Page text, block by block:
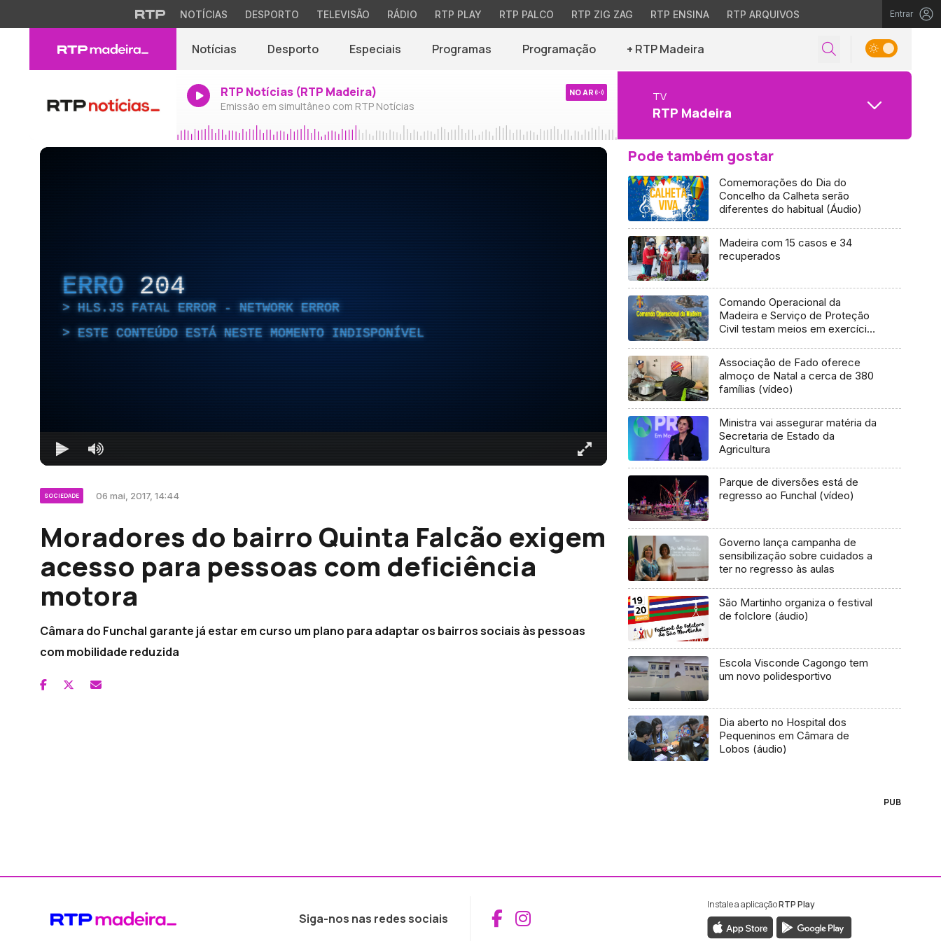
NOTÍCIAS DESPORTO TELEVISÃO RÁDIO RTP PLAY RTP PALCO RTP ZIG ZAG RTP ENSINA RTP ARQUIVOS Entrar
Notícias Desporto Especiais Programas Programação + RTP Madeira
RTP Notícias (RTP Madeira)
Emissão em simultâneo com RTP Notícias
NO AR TV
RTP Madeira
ERRO 204
HLS.JS FATAL ERROR - NETWORK ERROR
ESTE CONTEÚDO ESTÁ NESTE MOMENTO INDISPONÍVEL
SOCIEDADE 06 mai, 2017, 14:44
Moradores do bairro Quinta Falcão exigem
acesso para pessoas com deficiência
motora
Câmara do Funchal garante já estar em curso um plano para adaptar os bairros sociais às pessoas
com mobilidade reduzida
Pode também gostar
Comemorações do Dia do
Concelho da Calheta serão
diferentes do habitual (Áudio)
Madeira com 15 casos e 34
recuperados
Comando Operacional da
Madeira e Serviço de Proteção
Civil testam meios em exercício
Associação de Fado oferece
almoço de Natal a cerca de 380
famílias (vídeo)
Ministra vai assegurar matéria da
Secretaria de Estado da
Agricultura
Parque de diversões está de
regresso ao Funchal (vídeo)
Governo lança campanha de
sensibilização sobre cuidados a
ter no regresso às aulas
São Martinho organiza o festival
de folclore (áudio)
Escola Visconde Cagongo tem
um novo polidesportivo
Dia aberto no Hospital dos
Pequeninos em Câmara de
Lobos (áudio)
PUB
Siga-nos nas redes sociais Aceder ao Facebook da RTP Madeira
Aceder ao Instagram da RTP Madeira
Instale a aplicaçãoRTP Play